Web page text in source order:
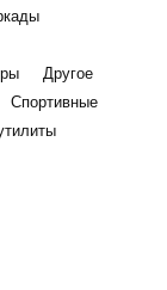
Другое
Спортивные